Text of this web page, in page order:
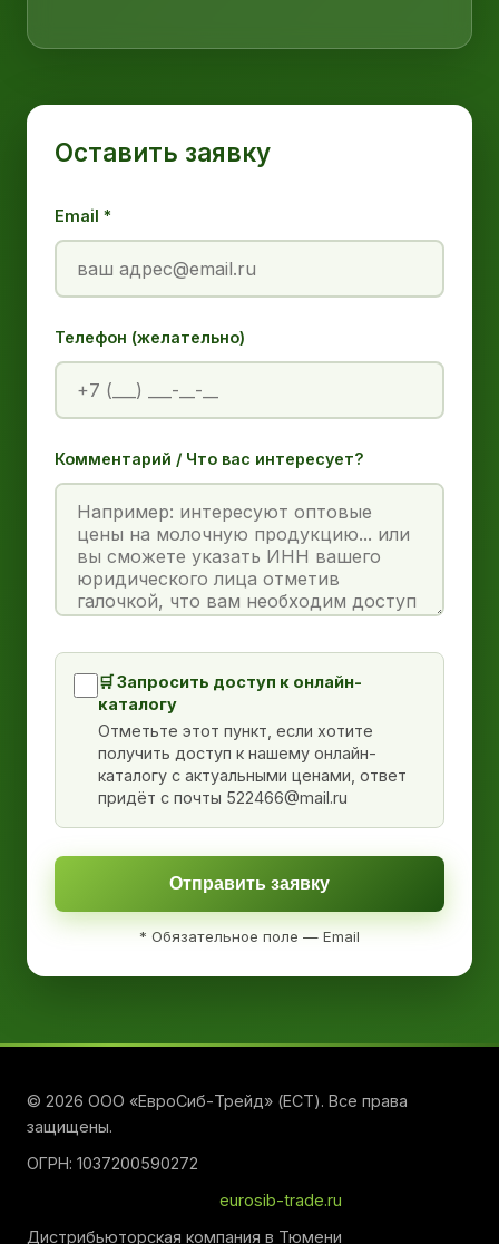
Оставить заявку
Email *
Телефон (желательно)
Комментарий / Что вас интересует?
🛒 Запросить доступ к онлайн-
каталогу
Отметьте этот пункт, если хотите
получить доступ к нашему онлайн-
каталогу с актуальными ценами, ответ
придёт с почты 522466@mail.ru
Отправить заявку
* Обязательное поле — Email
© 2026 ООО «ЕвроСиб-Трейд» (ЕСТ). Все права
защищены.
ОГРН: 1037200590272
eurosib-trade.ru
Дистрибьюторская компания в Тюмени